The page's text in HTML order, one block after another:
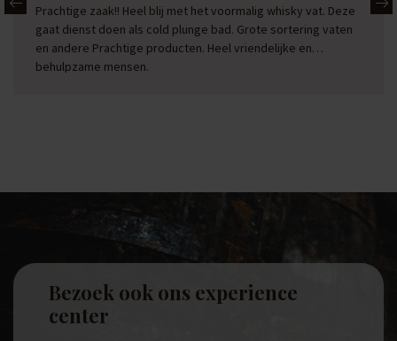
Prachtige zaak!! Heel blij met het voormalig whisky vat. Deze
gaat dienst doen als cold plunge bad. Grote sortering vaten
en andere Prachtige producten. Heel vriendelijke en
behulpzame mensen.
Bezoek ook ons experience
center